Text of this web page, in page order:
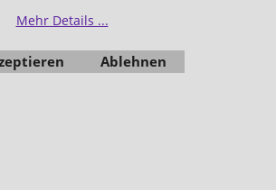
widerrufen
Mehr Details ...
Ablehnen